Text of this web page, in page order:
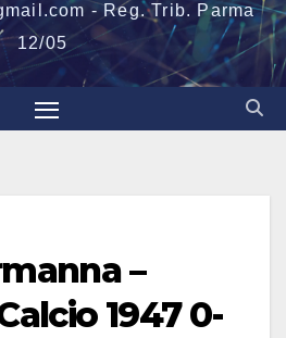
- Reg. Trib. Parma
12/05
–
1947 0-